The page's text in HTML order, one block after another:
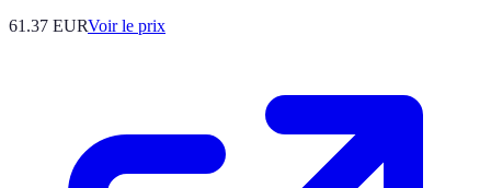
61.37 EURVoir le prix